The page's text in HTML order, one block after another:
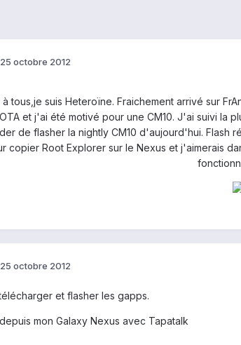
25 octobre 2012
à tous,je suis Heteroïne. Fraichement arrivé sur
OTA et j'ai été motivé pour une CM10. J'ai suivi
de flasher la nightly CM10 d'aujourd'hui. Flash
copier Root Explorer sur le Nexus et j'aimerais
25 octobre 2012
et flasher les gapps.
mon Galaxy Nexus avec Tapatalk